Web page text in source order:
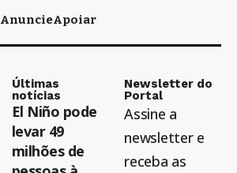
AnuncieApoiar
Últimas
notícias
El Niño pode
levar 49
milhões de
Newsletter do
Portal
Assine a
newsletter e
receba as